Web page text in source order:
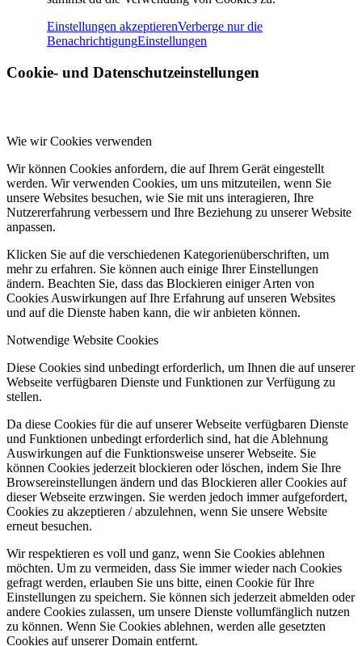
Einstellungen akzeptierenVerberge nur die
BenachrichtigungEinstellungen
Cookie- und Datenschutzeinstellungen
Wie wir Cookies verwenden
Wir können Cookies anfordern, die auf Ihrem Gerät eingestellt
werden. Wir verwenden Cookies, um uns mitzuteilen, wenn Sie
unsere Websites besuchen, wie Sie mit uns interagieren, Ihre
Nutzererfahrung verbessern und Ihre Beziehung zu unserer Website
anpassen.
Klicken Sie auf die verschiedenen Kategorienüberschriften, um
mehr zu erfahren. Sie können auch einige Ihrer Einstellungen
ändern. Beachten Sie, dass das Blockieren einiger Arten von
Cookies Auswirkungen auf Ihre Erfahrung auf unseren Websites
und auf die Dienste haben kann, die wir anbieten können.
Notwendige Website Cookies
Diese Cookies sind unbedingt erforderlich, um Ihnen die auf unserer
Webseite verfügbaren Dienste und Funktionen zur Verfügung zu
stellen.
Da diese Cookies für die auf unserer Webseite verfügbaren Dienste
und Funktionen unbedingt erforderlich sind, hat die Ablehnung
Auswirkungen auf die Funktionsweise unserer Webseite. Sie
können Cookies jederzeit blockieren oder löschen, indem Sie Ihre
Browsereinstellungen ändern und das Blockieren aller Cookies auf
dieser Webseite erzwingen. Sie werden jedoch immer aufgefordert,
Cookies zu akzeptieren / abzulehnen, wenn Sie unsere Website
erneut besuchen.
Wir respektieren es voll und ganz, wenn Sie Cookies ablehnen
möchten. Um zu vermeiden, dass Sie immer wieder nach Cookies
gefragt werden, erlauben Sie uns bitte, einen Cookie für Ihre
Einstellungen zu speichern. Sie können sich jederzeit abmelden oder
andere Cookies zulassen, um unsere Dienste vollumfänglich nutzen
zu können. Wenn Sie Cookies ablehnen, werden alle gesetzten
Cookies auf unserer Domain entfernt.